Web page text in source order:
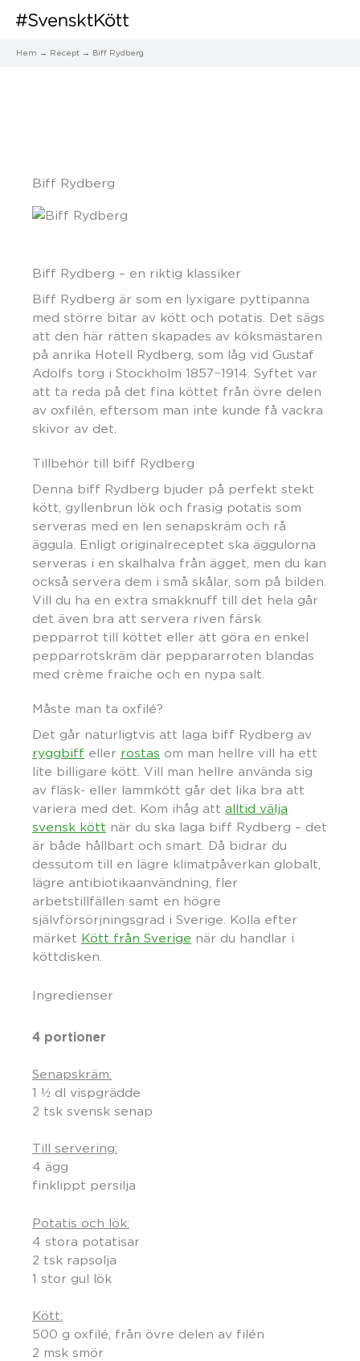
Hem Recept Biff Rydberg
Biff Rydberg
Biff Rydberg – en riktig klassiker
Biff Rydberg är som en lyxigare pyttipanna
med större bitar av kött och potatis. Det sägs
att den här rätten skapades av köksmästaren
på anrika Hotell Rydberg, som låg vid Gustaf
Adolfs torg i Stockholm 1857−1914. Syftet var
att ta reda på det fina köttet från övre delen
av oxfilén, eftersom man inte kunde få vackra
skivor av det.
Tillbehör till biff Rydberg
Denna biff Rydberg bjuder på perfekt stekt
kött, gyllenbrun lök och frasig potatis som
serveras med en len senapskräm och rå
äggula. Enligt originalreceptet ska äggulorna
serveras i en skalhalva från ägget, men du kan
också servera dem i små skålar, som på bilden.
Vill du ha en extra smakknuff till det hela går
det även bra att servera riven färsk
pepparrot till köttet eller att göra en enkel
pepparrotskräm där peppararroten blandas
med crème fraiche och en nypa salt.
Måste man ta oxfilé?
Det går naturligtvis att laga biff Rydberg av
ryggbiff eller rostas om man hellre vill ha ett
lite billigare kött. Vill man hellre använda sig
av fläsk- eller lammkött går det lika bra att
variera med det. Kom ihåg att alltid välja
svensk kött när du ska laga biff Rydberg – det
är både hållbart och smart. Då bidrar du
dessutom till en lägre klimatpåverkan globalt,
lägre antibiotikaanvändning, fler
arbetstillfällen samt en högre
självförsörjningsgrad i Sverige. Kolla efter
märket Kött från Sverige när du handlar i
köttdisken.
Ingredienser
4 portioner
Senapskräm:
1 ½ dl vispgrädde
2 tsk svensk senap
Till servering:
4 ägg
finklippt persilja
Potatis och lök:
4 stora potatisar
2 tsk rapsolja
1 stor gul lök
Kött:
500 g oxfilé, från övre delen av filén
2 msk smör